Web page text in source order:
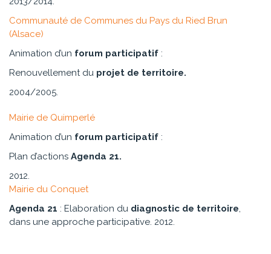
Communauté de Communes du Pays du Ried Brun
(Alsace)
Animation d’un forum participatif :
Renouvellement du projet de territoire.
2004/2005.
Mairie de Quimperlé
Animation d’un forum participatif :
Plan d’actions Agenda 21.
2012.
Mairie du Conquet
Agenda 21 : Elaboration du diagnostic de territoire,
dans une approche participative. 2012.